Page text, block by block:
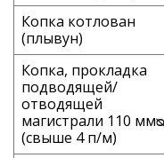
Копка котлован
(плывун)
Копка, прокладка
подводящей/
отводящей
магистрали 110 ммᴓ
(свыше 4 п/м)